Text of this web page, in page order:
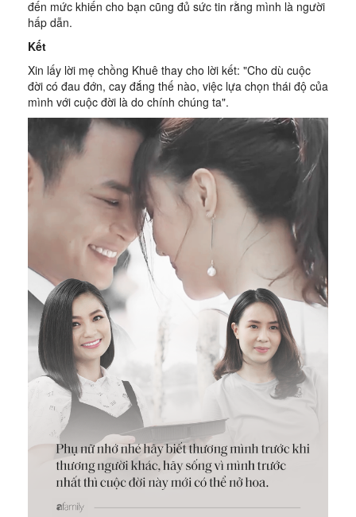
đến mức khiến cho bạn cũng đủ sức tin rằng mình là người
hấp dẫn.
Kết
Xin lấy lời mẹ chồng Khuê thay cho lời kết: "Cho dù cuộc
đời có đau đớn, cay đắng thế nào, việc lựa chọn thái độ của
mình với cuộc đời là do chính chúng ta".